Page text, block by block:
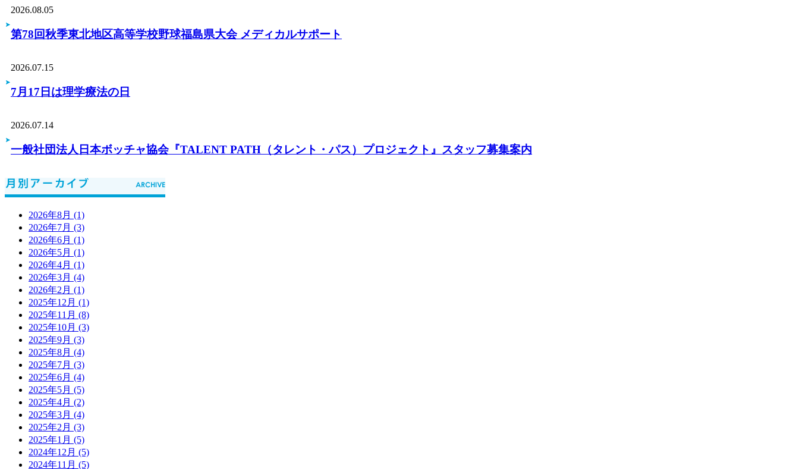
2026.08.05
第78回秋季東北地区高等学校野球福島県大会 メディカルサポート
2026.07.15
7月17日は理学療法の日
2026.07.14
一般社団法人日本ボッチャ協会『TALENT PATH（タレント・パス）プロジェクト』スタッフ募集案内
2026年8月 (1)
2026年7月 (3)
2026年6月 (1)
2026年5月 (1)
2026年4月 (1)
2026年3月 (4)
2026年2月 (1)
2025年12月 (1)
2025年11月 (8)
2025年10月 (3)
2025年9月 (3)
2025年8月 (4)
2025年7月 (3)
2025年6月 (4)
2025年5月 (5)
2025年4月 (2)
2025年3月 (4)
2025年2月 (3)
2025年1月 (5)
2024年12月 (5)
2024年11月 (5)